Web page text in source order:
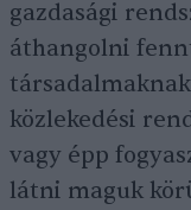
gazdasági
áthangolni
közlekedési
vagy épp
látni maguk